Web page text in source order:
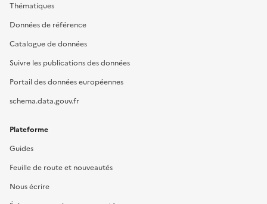
Thématiques
Données de référence
Catalogue de données
Suivre les publications des données
Portail des données européennes
schema.data.gouv.fr
Plateforme
Guides
Feuille de route et nouveautés
Nous écrire